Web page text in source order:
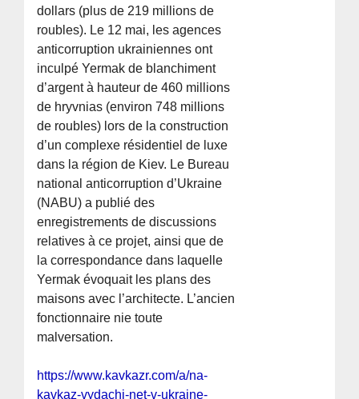
dollars (plus de 219 millions de
roubles). Le 12 mai, les agences
anticorruption ukrainiennes ont
inculpé Yermak de blanchiment
d’argent à hauteur de 460 millions
de hryvnias (environ 748 millions
de roubles) lors de la construction
d’un complexe résidentiel de luxe
dans la région de Kiev. Le Bureau
national anticorruption d’Ukraine
(NABU) a publié des
enregistrements de discussions
relatives à ce projet, ainsi que de
la correspondance dans laquelle
Yermak évoquait les plans des
maisons avec l’architecte. L’ancien
fonctionnaire nie toute
malversation.
https://www.kavkazr.com/a/na-
kavkaz-vydachi-net-v-ukraine-